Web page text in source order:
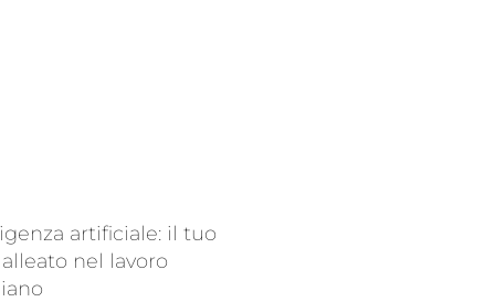
artificiale: il tuo
nel lavoro